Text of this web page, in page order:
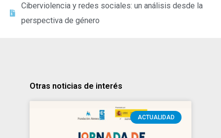
Ciberviolencia y redes sociales: un análisis desde la
perspectiva de género
Otras noticias de interés
ACTUALIDAD